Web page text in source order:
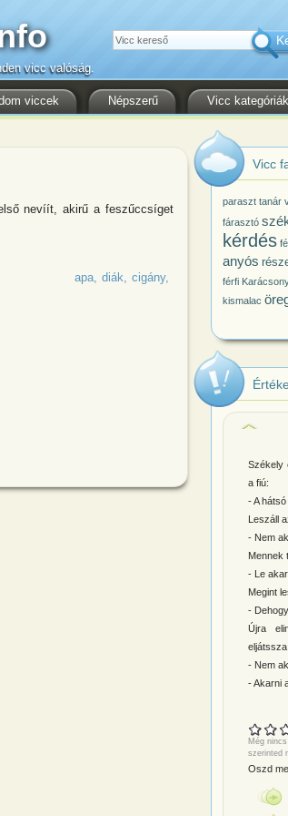
viccek Népszerű Vicc kategóriák
vicc valóság.
Keresés
nevíít, akirű a feszűccsíget
cigány
diák
apa
Vicc
paraszt tanár
fárasztó
kérdés
anyós
férfi
kismalac
Székely
a fiú:
- A
Leszáll
- Nem
Mennek
- Le
Megint
-
Újra
- Nem
- Akarni
Még
szerinted
Oszd